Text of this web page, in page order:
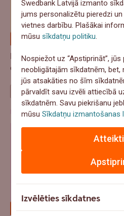
Pa Ceļam Biznesā - No
e-veikalam nopelnīt klienta
Pa ceļam biznesā
Swedbank Latvijā izmanto
jums personalizētu pieredzi
vietnes darbību. Plašākai
mūsusīkdatņu politiku.
Nospiežot uz “Apstiprināt”,
neobligātajām sīkdatnēm, bet,
jūs atsakāties no šīm
pārvaldīt savu izvēli attiecībā
sīkdatnēm. Savu piekrišanu
mūsuSīkdatņu izmantošanas
Izvēlēties sīkdatnes